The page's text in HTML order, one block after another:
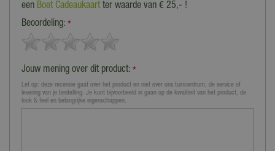
een Boet Cadeaukaart ter waarde van € 25,- !
Beoordeling: *
Jouw mening over dit product: *
Let op: deze recensie gaat over het product en niet over ons tuincentrum, de service of
levering van je bestelling. Je kunt bijvoorbeeld in gaan op de kwaliteit van het product, de
look & feel en belangrijke eigenschappen.